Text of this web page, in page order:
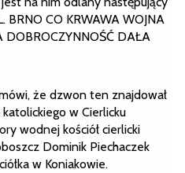
BRNO CO KRWAWA WOJNA
DAŁA
że dzwon ten znajdował
w Cierlicku
wodnej kościół cierlicki
Dominik Piechaczek
w Koniakowie.